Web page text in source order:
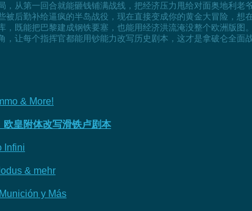
从第一回合就能砸钱铺满战线，把经济压力甩给对面奥地利老
后勤补给逼疯的半岛战役，现在直接变成你的黄金大冒险，想
既能把巴黎建成钢铁要塞，也能用经济洪流淹没整个欧洲版图
让每个指挥官都能用钞能力改写历史剧本，这才是拿破仑全面
& More!
皇附体改写滑铁卢剧本
Infini
& mehr
y Más